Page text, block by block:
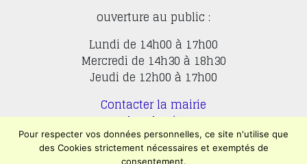
ouverture au public :
Lundi de 14h00 à 17h00
Mercredi de 14h30 à 18h30
Jeudi de 12h00 à 17h00
Contacter la mairie
Plan du site
Mentions légales
Confidentialité
Pour respecter vos données personnelles, ce site n'utilise que
des Cookies strictement nécessaires et exemptés de
consentement.